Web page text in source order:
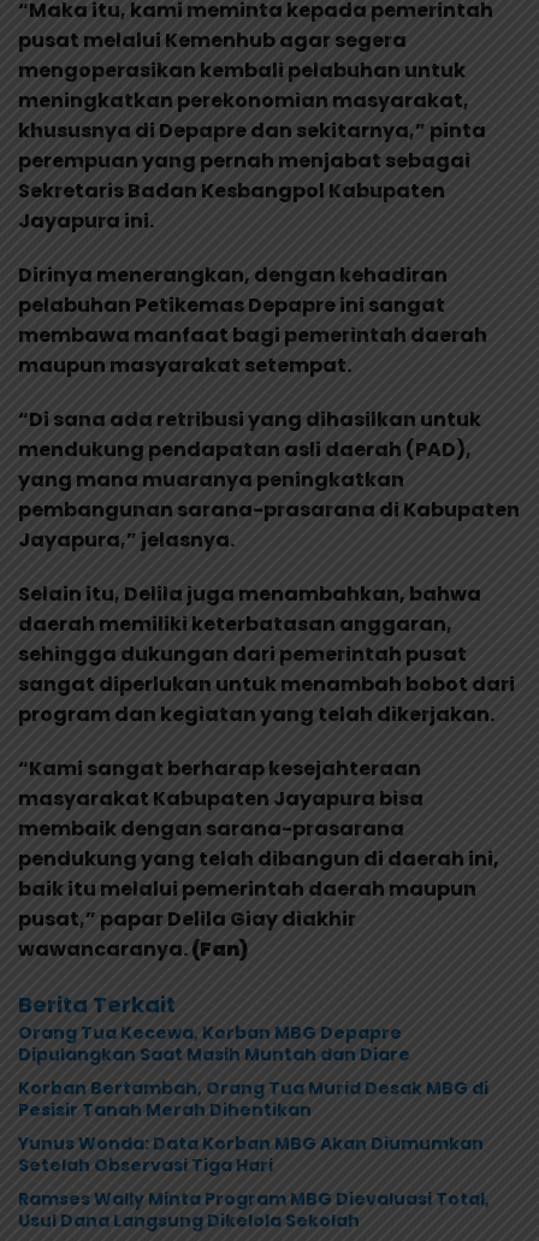
“Maka itu, kami meminta kepada pemerintah
pusat melalui Kemenhub agar segera
mengoperasikan kembali pelabuhan untuk
meningkatkan perekonomian masyarakat,
khususnya di Depapre dan sekitarnya,” pinta
perempuan yang pernah menjabat sebagai
Sekretaris Badan Kesbangpol Kabupaten
Jayapura ini.
Dirinya menerangkan, dengan kehadiran
pelabuhan Petikemas Depapre ini sangat
membawa manfaat bagi pemerintah daerah
maupun masyarakat setempat.
“Di sana ada retribusi yang dihasilkan untuk
mendukung pendapatan asli daerah (PAD),
yang mana muaranya peningkatkan
pembangunan sarana-prasarana di Kabupaten
Jayapura,” jelasnya.
Selain itu, Delila juga menambahkan, bahwa
daerah memiliki keterbatasan anggaran,
sehingga dukungan dari pemerintah pusat
sangat diperlukan untuk menambah bobot dari
program dan kegiatan yang telah dikerjakan.
“Kami sangat berharap kesejahteraan
masyarakat Kabupaten Jayapura bisa
membaik dengan sarana-prasarana
pendukung yang telah dibangun di daerah ini,
baik itu melalui pemerintah daerah maupun
pusat,” papar Delila Giay diakhir
wawancaranya.(Fan)
Berita Terkait
Orang Tua Kecewa, Korban MBG Depapre
Dipulangkan Saat Masih Muntah dan Diare
Korban Bertambah, Orang Tua Murid Desak MBG di
Pesisir Tanah Merah Dihentikan
Yunus Wonda: Data Korban MBG Akan Diumumkan
Setelah Observasi Tiga Hari
Ramses Wally Minta Program MBG Dievaluasi Total,
Usul Dana Langsung Dikelola Sekolah